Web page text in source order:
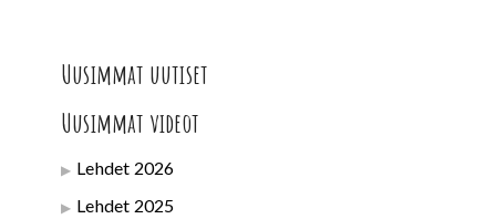
Uusimmat uutiset
Uusimmat videot
Lehdet 2026
Lehdet 2025